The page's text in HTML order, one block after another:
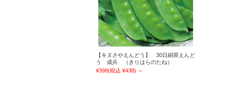
【キヌさやえんどう】 30日絹莢えんど
う 成兵 （きりはらのたね）
¥398(税込 ¥438) ～